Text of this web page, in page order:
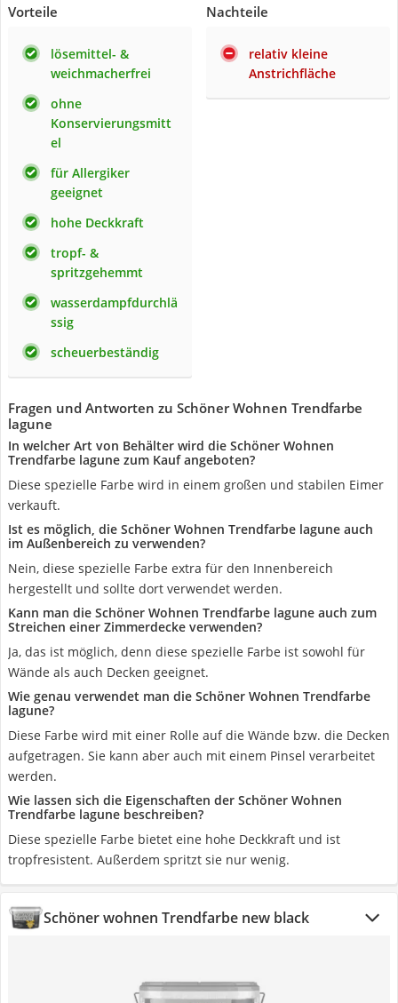
Vorteile
lösemittel- &
weichmacherfrei
ohne
Konservierungsmitt
el
für Allergiker
geeignet
hohe Deckkraft
tropf- &
spritzgehemmt
wasserdampfdurchlä
ssig
scheuerbeständig
Nachteile
relativ kleine
Anstrichfläche
Fragen und Antworten zu Schöner Wohnen Trendfarbe
lagune
In welcher Art von Behälter wird die Schöner Wohnen
Trendfarbe lagune zum Kauf angeboten?
Diese spezielle Farbe wird in einem großen und stabilen Eimer
verkauft.
Ist es möglich, die Schöner Wohnen Trendfarbe lagune auch
im Außenbereich zu verwenden?
Nein, diese spezielle Farbe extra für den Innenbereich
hergestellt und sollte dort verwendet werden.
Kann man die Schöner Wohnen Trendfarbe lagune auch zum
Streichen einer Zimmerdecke verwenden?
Ja, das ist möglich, denn diese spezielle Farbe ist sowohl für
Wände als auch Decken geeignet.
Wie genau verwendet man die Schöner Wohnen Trendfarbe
lagune?
Diese Farbe wird mit einer Rolle auf die Wände bzw. die Decken
aufgetragen. Sie kann aber auch mit einem Pinsel verarbeitet
werden.
Wie lassen sich die Eigenschaften der Schöner Wohnen
Trendfarbe lagune beschreiben?
Diese spezielle Farbe bietet eine hohe Deckkraft und ist
tropfresistent. Außerdem spritzt sie nur wenig.
Schöner wohnen Trendfarbe new black